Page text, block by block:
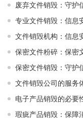
废弃文件销毁：守护
专业文件销毁：信息
文件销毁机构：信息
保密文件粉碎：保密
保密文件销毁：守护
文件销毁公司的服务
电子产品销毁的必要
瑕疵产品销毁：保障